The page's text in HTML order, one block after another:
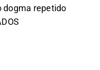
dogma repetido